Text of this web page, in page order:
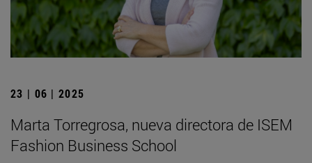
23 | 06 | 2025
Marta Torregrosa, nueva directora de ISEM
Fashion Business School